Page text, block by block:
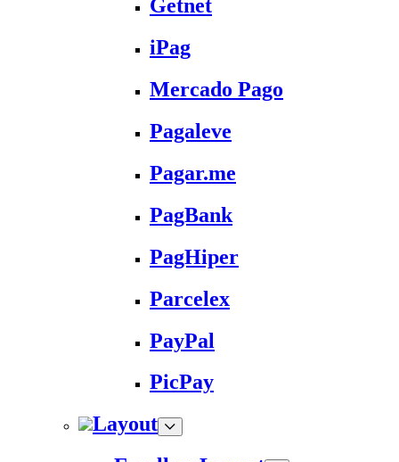
Getnet
iPag
Mercado Pago
Pagaleve
Pagar.me
PagBank
PagHiper
Parcelex
PayPal
PicPay
Layout